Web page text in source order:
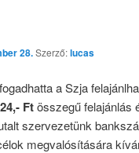
28.Szerző:lucas
a Szja
Ftösszegű felajánlás
szervezetünk
megvalósítására